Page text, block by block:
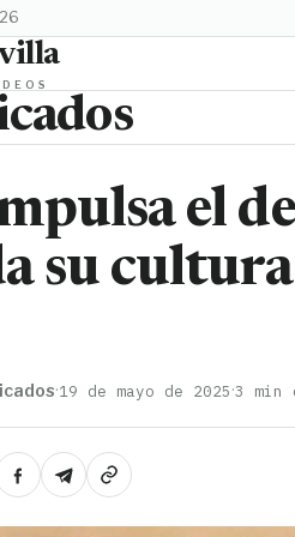
el
su
·19 de mayo de 2025·3 min